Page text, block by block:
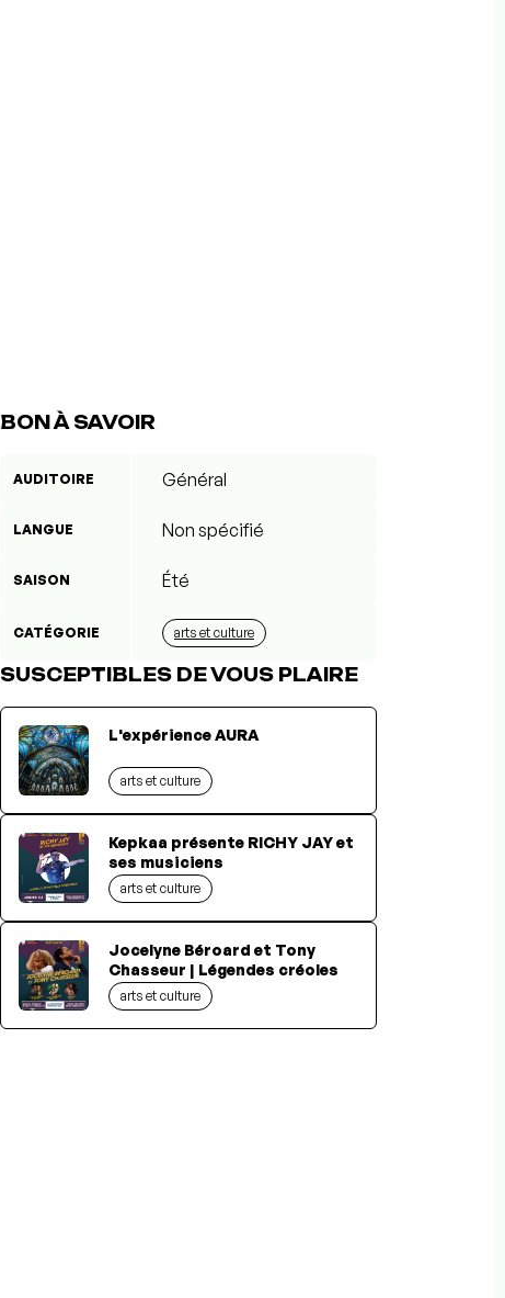
BON À SAVOIR
AUDITOIRE Général
LANGUE Non spécifié
SAISON Été
CATÉGORIE arts et culture
SUSCEPTIBLES DE VOUS PLAIRE
L'expérience AURA
arts et culture
Kepkaa présente RICHY JAY et
ses musiciens
arts et culture
Jocelyne Béroard et Tony
Chasseur | Légendes créoles
arts et culture